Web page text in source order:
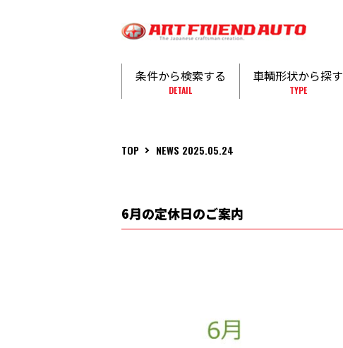
条件から検索する
DETAIL
車輌形状から探す
TYPE
TOP NEWS 2025.05.24
6月の定休日のご案内